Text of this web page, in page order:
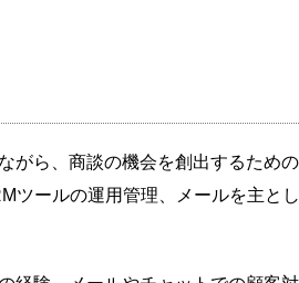
がら、商談の機会を創出するため
ツールの運用管理、メールを主と